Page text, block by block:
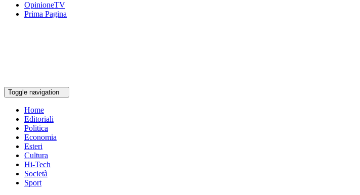
OpinioneTV
Prima Pagina
Toggle navigation
Home
Editoriali
Politica
Economia
Esteri
Cultura
Hi-Tech
Società
Sport